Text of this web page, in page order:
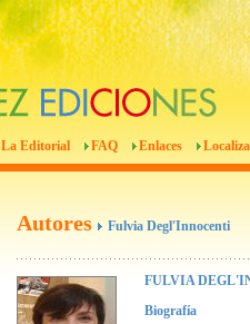
La Editorial FAQ Enlaces
Autores Fulvia Degl'Innocenti
FULVIA
Biografía